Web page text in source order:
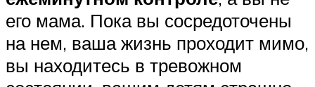
его мама. Пока вы сосредоточены
на нем, ваша жизнь проходит мимо,
вы находитесь в тревожном